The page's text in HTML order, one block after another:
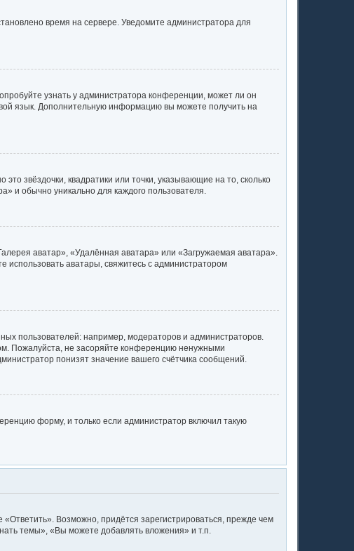
время на сервере. Уведомите администратора для
узнать у администратора конференции, может ли он
язык. Дополнительную информацию вы можете получить на
звёздочки, квадратики или точки, указывающие на то, сколько
и обычно уникально для каждого пользователя.
аватар», «Удалённая аватара» или «Загружаемая аватара».
использовать аватары, свяжитесь с администратором
пользователей: например, модераторов и администраторов.
Пожалуйста, не засоряйте конференцию ненужными
понизят значение вашего счётчика сообщений.
форму, и только если администратор включил такую
Возможно, придётся зарегистрироваться, прежде чем
темы», «Вы можете добавлять вложения» и т.п.